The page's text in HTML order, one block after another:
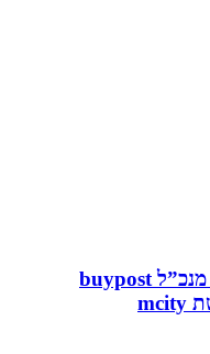
כל מאמרי התוכן שך גל חזיזה מנכ”ל buypost